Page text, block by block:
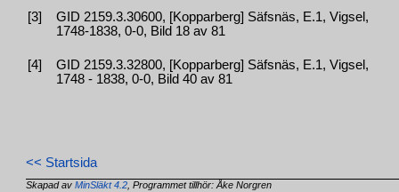
[3]
GID 2159.3.30600, [Kopparberg] Säfsnäs, E.1, Vigsel,
1748-1838, 0-0, Bild 18 av 81
[4]
GID 2159.3.32800, [Kopparberg] Säfsnäs, E.1, Vigsel,
1748 - 1838, 0-0, Bild 40 av 81
<< Startsida
Skapad avMinSläkt 4.2 , Programmet tillhör: Åke Norgren